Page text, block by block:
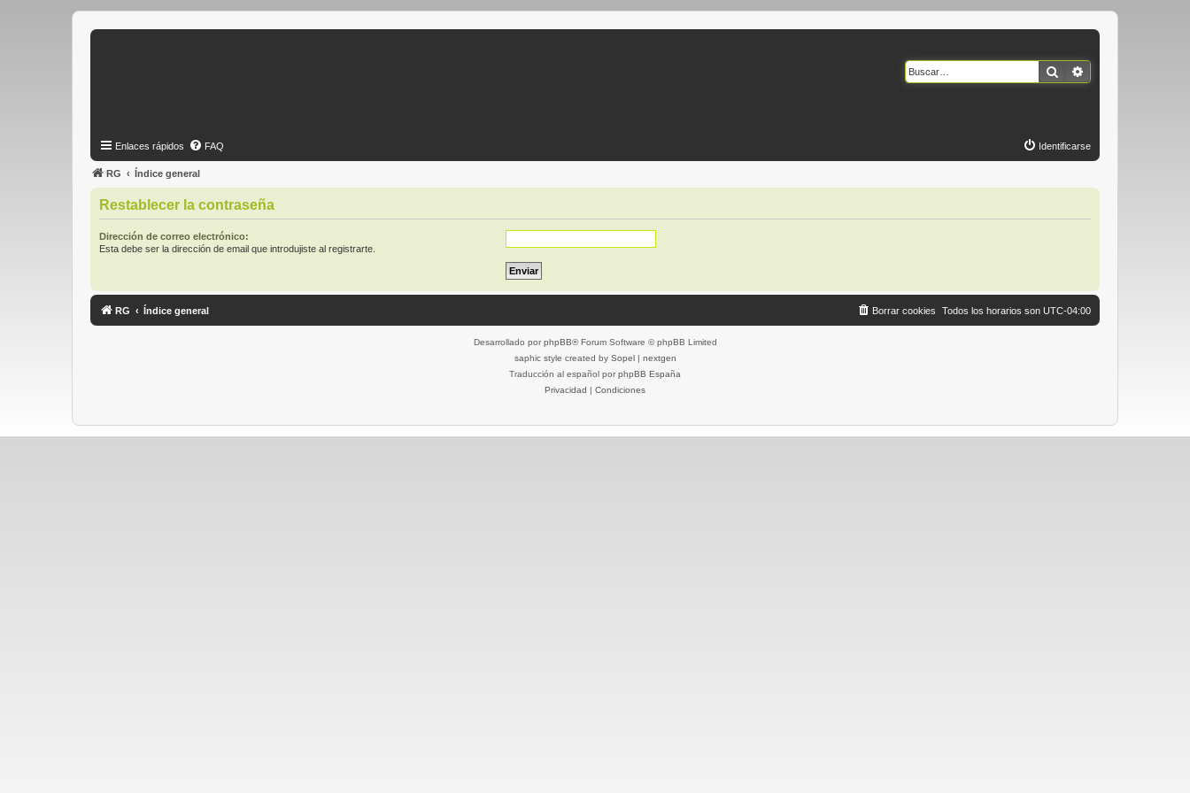
Buscar
Enlaces rápidos FAQ Identificarse
RG Índice general
Restablecer la contraseña
Dirección de correo electrónico:
Esta debe ser la dirección de email que introdujiste al registrarte.
RG Índice general Todos los horarios son UTC-04:00
Borrar cookies
Desarrollado por phpBB® Forum Software © phpBB Limited
saphic style created by Sopel| nextgen
Traducción al español por phpBB España
Privacidad | Condiciones